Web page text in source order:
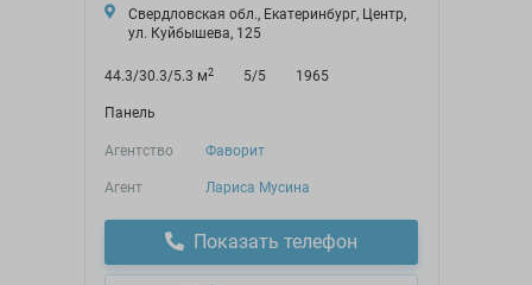
Свердловская обл., Екатеринбург, Центр,
ул. Куйбышева, 125
44.3/30.3/5.3 м2 5/5 1965
Панель
Агентство Фаворит
Агент Лариса Мусина
Показать телефон